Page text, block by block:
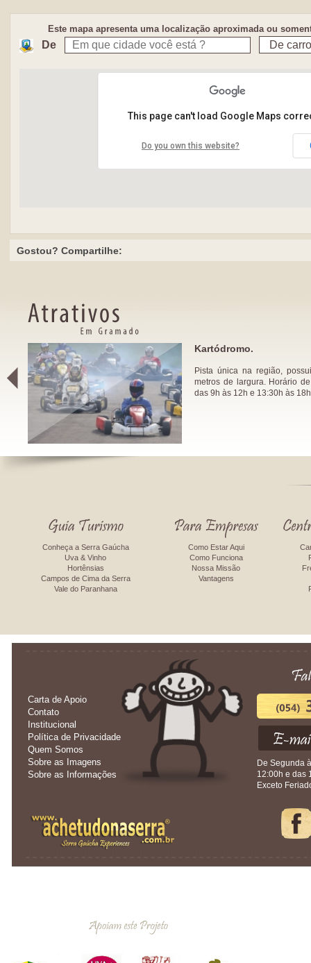
Este mapa apresenta uma localização aproximada ou
De
This page can't load Google Maps
Do you own this website?
Gostou? Compartilhe:
Kartódromo.
Pista única na região,
metros de largura. Horário
das 9h às 12h e 13:30h às
Conheça a Serra Gaúcha
Uva & Vinho
Hortênsias
Campos de Cima da Serra
Vale do Paranhana
Como Estar Aqui
Como Funciona
Nossa Missão
Vantagens
Carta de Apoio
Contato
Institucional
Política de Privacidade
Quem Somos
Sobre as Imagens
Sobre as Informações
De Segunda
12:00h e das
Exceto